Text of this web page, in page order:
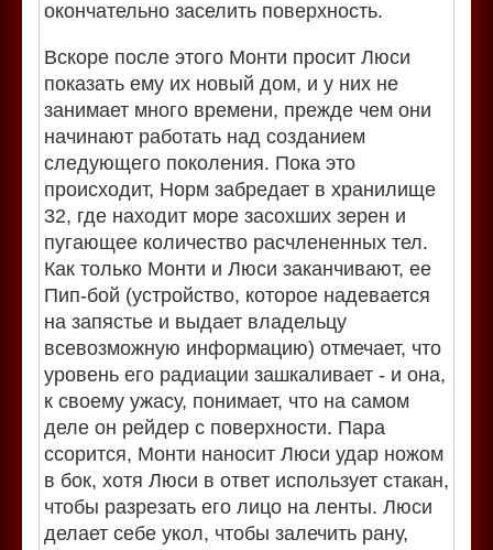
окончательно заселить поверхность.
Вскоре после этого Монти просит Люси
показать ему их новый дом, и у них не
занимает много времени, прежде чем они
начинают работать над созданием
следующего поколения. Пока это
происходит, Норм забредает в хранилище
32, где находит море засохших зерен и
пугающее количество расчлененных тел.
Как только Монти и Люси заканчивают, ее
Пип-бой (устройство, которое надевается
на запястье и выдает владельцу
всевозможную информацию) отмечает, что
уровень его радиации зашкаливает - и она,
к своему ужасу, понимает, что на самом
деле он рейдер с поверхности. Пара
ссорится, Монти наносит Люси удар ножом
в бок, хотя Люси в ответ использует стакан,
чтобы разрезать его лицо на ленты. Люси
делает себе укол, чтобы залечить рану,